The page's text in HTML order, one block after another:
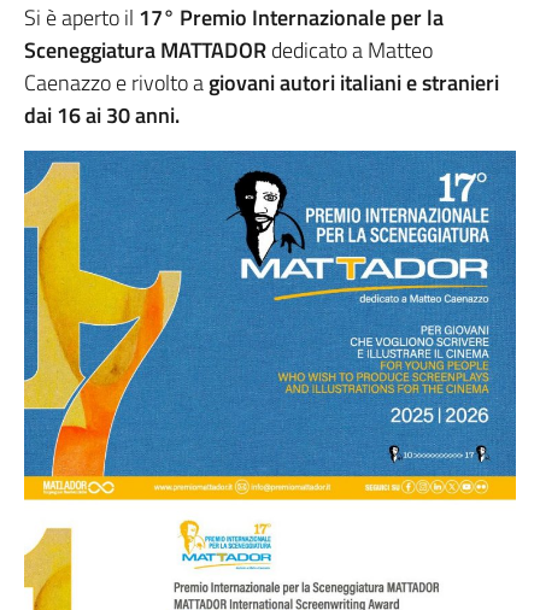
Si è aperto il 17° Premio Internazionale per la
Sceneggiatura MATTADORdedicato a Matteo
Caenazzo e rivolto agiovani autori italiani e stranieri
dai 16 ai 30 anni.